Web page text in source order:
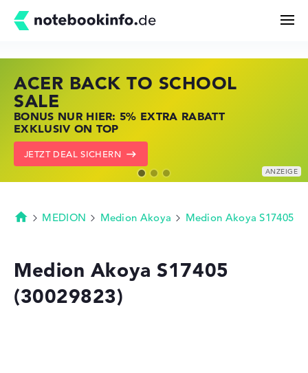
Kaufberatung
Technik & Wissen
Deals
ACER BACK TO SCHOOL
SALE
BONUS NUR HIER: 5% EXTRA RABATT
EXKLUSIV ON TOP
JETZT DEAL SICHERN
HP STORE SSV DEALS
JETZT ZUGREIFEN: NOTEBOOKS BEI HP
KRÄFTIG REDUZIERT
ZU DEN HP ANGEBOTEN
LENOVO LAPTOP DEALS
NOTEBOOKS BEI LENOVO JETZT
KRÄFTIG REDUZIERT
LENOVO DEALS ZEIGEN
Startseite
MEDION Medion Akoya Medion Akoya S17405
Medion Akoya S17405
(30029823)